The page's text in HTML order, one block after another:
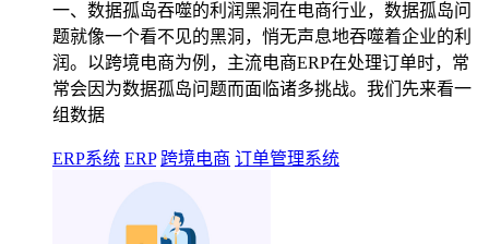
一、数据孤岛吞噬的利润黑洞在电商行业，数据孤岛问
题就像一个看不见的黑洞，悄无声息地吞噬着企业的利
润。以跨境电商为例，主流电商ERP在处理订单时，常
常会因为数据孤岛问题而面临诸多挑战。我们先来看一
组数据
ERP系统 ERP 跨境电商 订单管理系统